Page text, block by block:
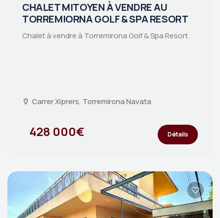
CHALET MITOYEN À VENDRE AU
TORREMIORNA GOLF & SPA RESORT
Chalet à vendre à Torremirona Golf & Spa Resort
Carrer Xiprers, Torremirona Navata
428 000€ Détails